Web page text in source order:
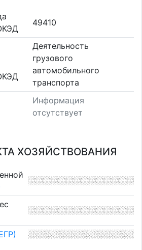
49410
Деятельность
грузового
автомобильного
транспорта
Информация
отсутствует
ХОЗЯЙСТВОВАНИЯ